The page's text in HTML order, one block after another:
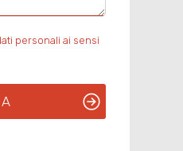
personali ai sensi